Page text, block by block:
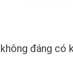
đáng có